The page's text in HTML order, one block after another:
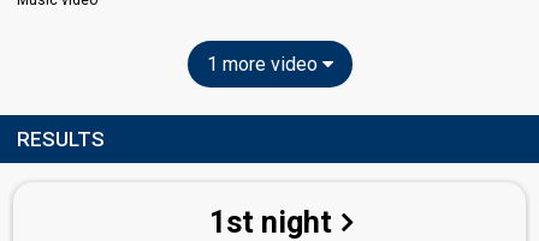
1 more video
RESULTS
1st night